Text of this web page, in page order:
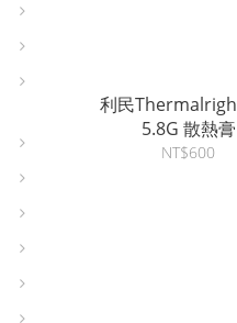
利民Thermalright
5.8G 散熱膏
NT$600